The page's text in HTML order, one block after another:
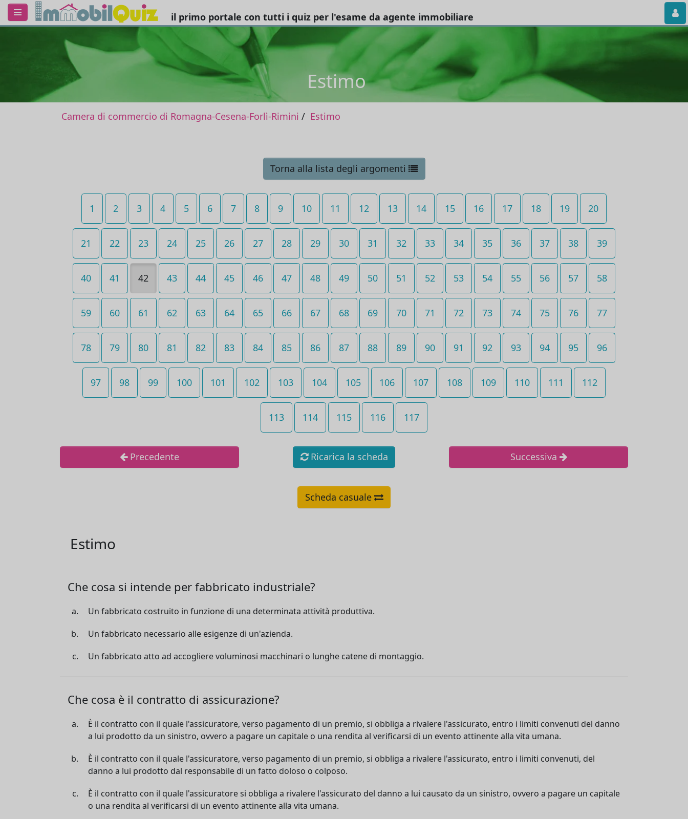
il primo portale con tutti i quiz per l'esame da agente immobiliare
Estimo
Camera di commercio di Romagna-Cesena-Forlì-Rimini Estimo
Torna alla lista degli argomenti
1 2 3 4 5 6 7 8 9 10 11 12 13 14 15 16 17 18 19 20
21 22 23 24 25 26 27 28 29 30 31 32 33 34 35 36 37 38 39
40 41 42 43 44 45 46 47 48 49 50 51 52 53 54 55 56 57 58
59 60 61 62 63 64 65 66 67 68 69 70 71 72 73 74 75 76 77
78 79 80 81 82 83 84 85 86 87 88 89 90 91 92 93 94 95 96
97 98 99 100 101 102 103 104 105 106 107 108 109 110 111 112
113 114 115 116 117
Precedente Ricarica la scheda Successiva
Scheda casuale
Estimo
Che cosa si intende per fabbricato industriale?
Un fabbricato costruito in funzione di una determinata attività produttiva.
Un fabbricato necessario alle esigenze di un'azienda.
Un fabbricato atto ad accogliere voluminosi macchinari o lunghe catene di montaggio.
Che cosa è il contratto di assicurazione?
È il contratto con il quale l'assicuratore, verso pagamento di un premio, si obbliga a rivalere l'assicurato, entro i limiti convenuti del danno
a lui prodotto da un sinistro, ovvero a pagare un capitale o una rendita al verificarsi di un evento attinente alla vita umana.
È il contratto con il quale l'assicuratore, verso pagamento di un premio, si obbliga a rivalere l'assicurato, entro i limiti convenuti, del
danno a lui prodotto dal responsabile di un fatto doloso o colposo.
È il contratto con il quale l'assicuratore si obbliga a rivalere l'assicurato del danno a lui causato da un sinistro, ovvero a pagare un capitale
o una rendita al verificarsi di un evento attinente alla vita umana.